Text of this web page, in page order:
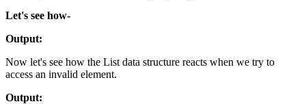
Let's see how-
Output:
Now let's see how the List data structure reacts when we try to
access an invalid element.
Output: